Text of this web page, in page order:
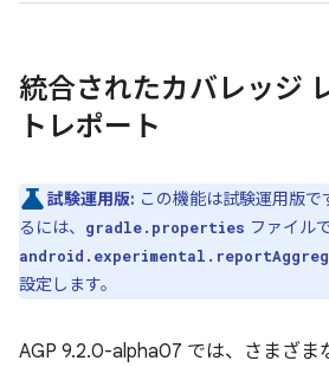
統合されたカバレッジ
トレポート
試験運用版: この機能は試験運用版
るには、
gradle.properties ファイル
設定します。
AGP 9.2.0-alpha07 では、さまざま